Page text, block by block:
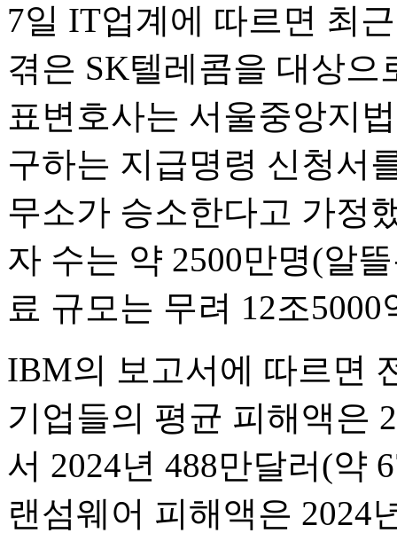
7일 IT업계에 따르면 최
겪은 SK텔레콤을 대상
표변호사는 서울중앙지
구하는 지급명령 신청서
무소가 승소한다고 가정
자 수는 약 2500만명(알
료 규모는 무려 12조
IBM의 보고서에 따르면
기업들의 평균 피해액은
서 2024년 488만달러(약
랜섬웨어 피해액은 2024